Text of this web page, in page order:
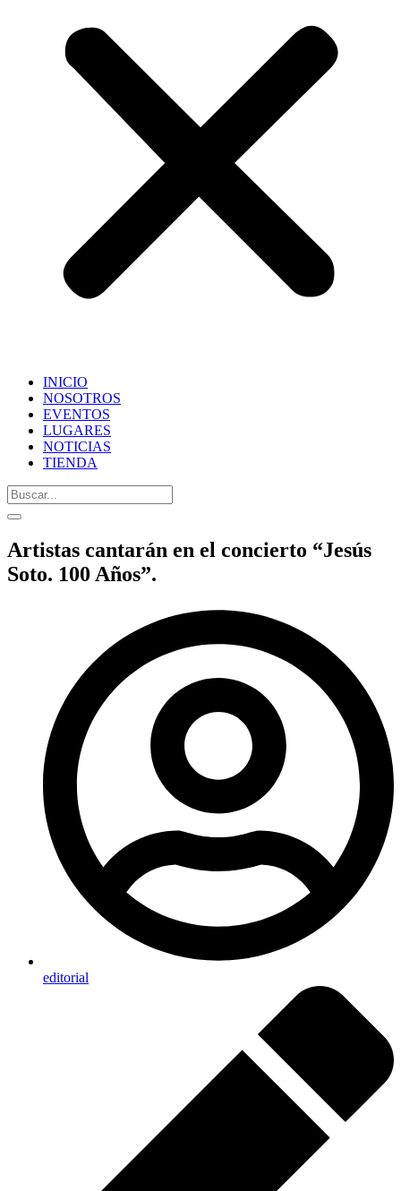
INICIO
NOSOTROS
EVENTOS
LUGARES
NOTICIAS
TIENDA
Artistas cantarán en el concierto “Jesús
Soto. 100 Años”.
editorial